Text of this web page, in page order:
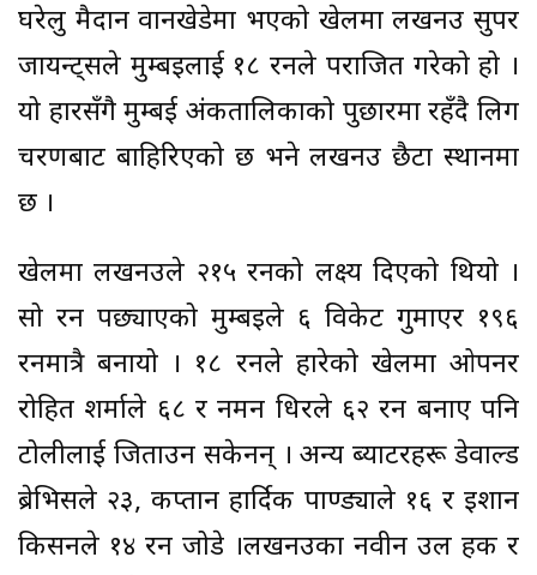
घरेलु मैदान वानखेडेमा भएको खेलमा लखनउ सुपर
जायन्ट्सले मुम्बइलाई १८ रनले पराजित गरेको हो ।
यो हारसँगै मुम्बई अंकतालिकाको पुछारमा रहँदै लिग
चरणबाट बाहिरिएको छ भने लखनउ छैटौं स्थानमा
छ ।
खेलमा लखनउले २१५ रनको लक्ष्य दिएको थियो ।
सो रन पछ्याएको मुम्बइले ६ विकेट गुमाएर १९६
रनमात्रै बनायो । १८ रनले हारेको खेलमा ओपनर
रोहित शर्माले ६८ र नमन धिरले ६२ रन बनाए पनि
टोलीलाई जिताउन सकेनन् । अन्य ब्याटरहरू डेवाल्ड
ब्रेभिसले २३, कप्तान हार्दिक पाण्ड्याले १६ र इशान
किसनले १४ रन जोडे ।लखनउका नवीन उल हक र